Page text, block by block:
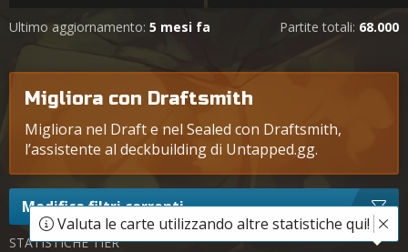
Ultimo aggiornamento: 5 mesi fa Partite totali: 68.000
Migliora con Draftsmith
Migliora nel Draft e nel Sealed con Draftsmith,
l’assistente al deckbuilding di Untapped.gg.
Modifica filtri correnti
STATISTICHE TIER
Valuta le carte utilizzando altre statistiche qui!